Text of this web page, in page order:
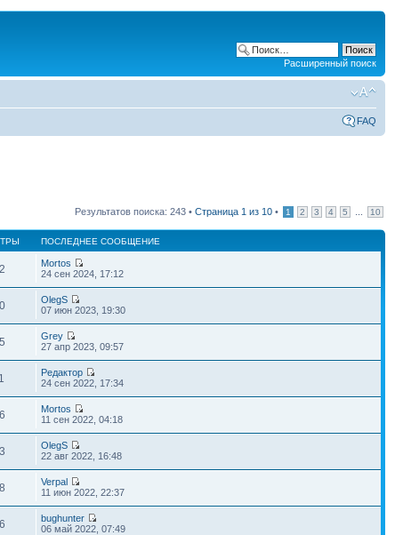
Расширенный поиск
FAQ
Результатов поиска: 243 • Страница 1 из 10 • 1 2 3 4 5 10
ПОСЛЕДНЕЕ СООБЩЕНИЕ
Mortos
24 сен 2024, 17:12
OlegS
07 июн 2023, 19:30
Grey
27 апр 2023, 09:57
Редактор
24 сен 2022, 17:34
Mortos
11 сен 2022, 04:18
OlegS
22 авг 2022, 16:48
Verpal
11 июн 2022, 22:37
bughunter
06 май 2022, 07:49